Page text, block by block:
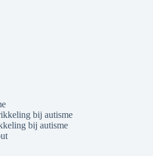
bij autisme
bij autisme